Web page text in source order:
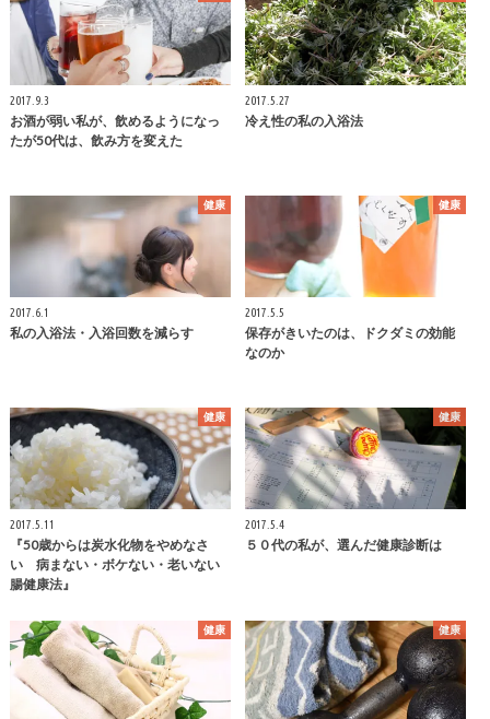
2017.9.3
お酒が弱い私が、飲めるようになっ
たが50代は、飲み方を変えた
2017.5.27
冷え性の私の入浴法
健康
2017.6.1
私の入浴法・入浴回数を減らす
健康
2017.5.5
保存がきいたのは、ドクダミの効能
なのか
健康
2017.5.11
『50歳からは炭水化物をやめなさ
い 病まない・ボケない・老いない
腸健康法』
健康
2017.5.4
５０代の私が、選んだ健康診断は
健康 健康